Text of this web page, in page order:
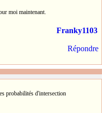
moi maintenant.
Franky1103
Répondre
probabilités d'intersection